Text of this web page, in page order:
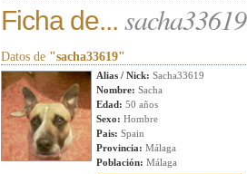
Ficha de... sacha33619
Datos de "sacha33619"
Alias / Nick: Sacha33619
Nombre: Sacha
Edad: 50 años
Sexo: Hombre
Pais: Spain
Provincia: Málaga
Población: Málaga